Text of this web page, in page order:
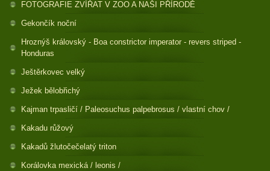
FOTOGRAFIE ZVÍŘAT V ZOO A NAŠI PŘÍRODĚ
Gekončík noční
Hroznýš královský - Boa constrictor imperator - revers striped -
Honduras
Ještěrkovec velký
Ježek bělobřichý
Kajman trpasličí / Paleosuchus palpebrosus / vlastní chov /
Kakadu růžový
Kakadů žlutočečelatý triton
Korálovka mexická / leonis /